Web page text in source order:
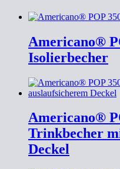
Americano®
Isolierbecher
Americano®
Trinkbecher
Deckel